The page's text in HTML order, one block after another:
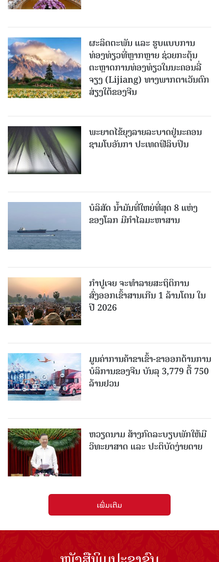
ຜະລິດຕະພັນ ແລະ ຮູບແບບການ
ທ່ອງທ່ຽວທີ່ຫຼາກຫຼາຍ ຊ່ວຍກະຕຸ້ນ
ຕະຫຼາດການທ່ອງທ່ຽວໃນນະຄອນລີ່
ຈຽງ (Lijiang) ທາງພາກຕາເວັນຕົກ
ສ່ຽງໃຕ້ຂອງຈີນ
ພະຍາດໄຂ້ຍຸງລາຍລະບາດຢູ່ນະຄອນ
ຊາມໂບ​ອັນກາ ປະເທດຟີລິບປິນ
ບໍລິສັດ ນ້ຳມັນທີ່ໃຫຍ່ທີ່ສຸດ 8 ແຫ່ງ
ຂອງໂລກ ມີກຳໄລມະຫາສານ
ກຳປູເຈຍ ຈະທຳລາຍສະຖິຕິການ
ສົ່ງອອກເຂົ້າສານເກີນ 1 ລ້ານໂຕນ ໃນ
ປີ 2026
ມູນຄ່າການຄ້າຂາເຂົ້າ-ຂາອອກດ້ານການ
ບໍລິການຂອງຈີນ ບັນລຸ 3,779 ຕື້ 750
ລ້ານຢວນ
ຫວຽດນາມ ສ້າງກົດລະບຽບພັກໃຫ້ມີ
ວິທະຍາສາດ ແລະ ປະຕິບັດງ່າຍດາຍ
ເພີ່ມເຕີມ